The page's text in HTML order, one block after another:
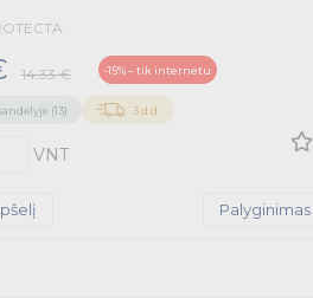
14.33 € -15% – tik internetu
(13) 3 d.d.
VNT
Palyginimas